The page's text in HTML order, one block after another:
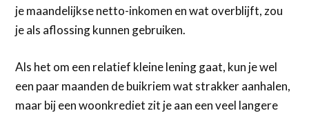
je maandelijkse netto-inkomen en wat overblijft, zou
je als aflossing kunnen gebruiken.
Als het om een relatief kleine lening gaat, kun je wel
een paar maanden de buikriem wat strakker aanhalen,
maar bij een woonkrediet zit je aan een veel langere